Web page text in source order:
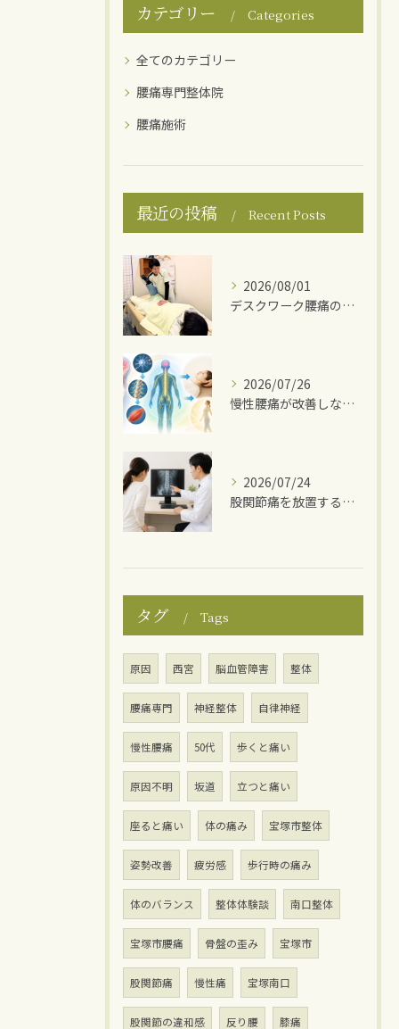
カテゴリー Categories
全てのカテゴリー
腰痛専門整体院
腰痛施術
最近の投稿 Recent Posts
2026/08/01
デスクワーク腰痛の原因
2026/07/26
慢性腰痛が改善しない理由
2026/07/24
股関節痛を放置するとどうなる？
タグ Tags
原因 西宮 脳血管障害 整体
腰痛専門 神経整体 自律神経
慢性腰痛 50代 歩くと痛い
原因不明 坂道 立つと痛い
座ると痛い 体の痛み 宝塚市整体
姿勢改善 疲労感 歩行時の痛み
体のバランス 整体体験談 南口整体
宝塚市腰痛 骨盤の歪み 宝塚市
股関節痛 慢性痛 宝塚南口
股関節の違和感 反り腰 膝痛